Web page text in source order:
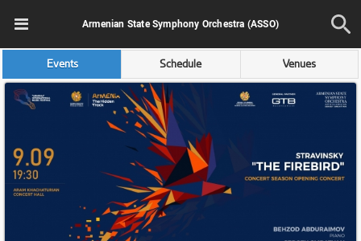
Armenian State Symphony Orchestra (ASSO)
Events Schedule Venues